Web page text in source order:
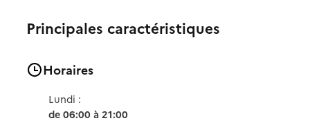
Principales caractéristiques
Horaires
Lundi :
de 06:00 à 21:00